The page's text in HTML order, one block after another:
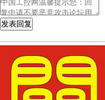
发表回复